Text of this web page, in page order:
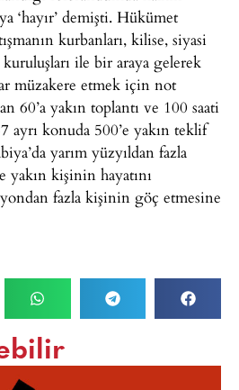
‘hayır’ demişti. Hükümet
kurbanları, kilise, siyasi
ile bir araya gelerek
müzakere etmek için not
60’a yakın toplantı ve 100 saati
ayrı konuda 500’e yakın teklif
yarım yüzyıldan fazla
yakın kişinin hayatını
fazla kişinin göç etmesine